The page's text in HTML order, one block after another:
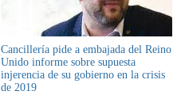
Cancillería pide a embajada del Reino
Unido informe sobre supuesta
injerencia de su gobierno en la crisis
de 2019